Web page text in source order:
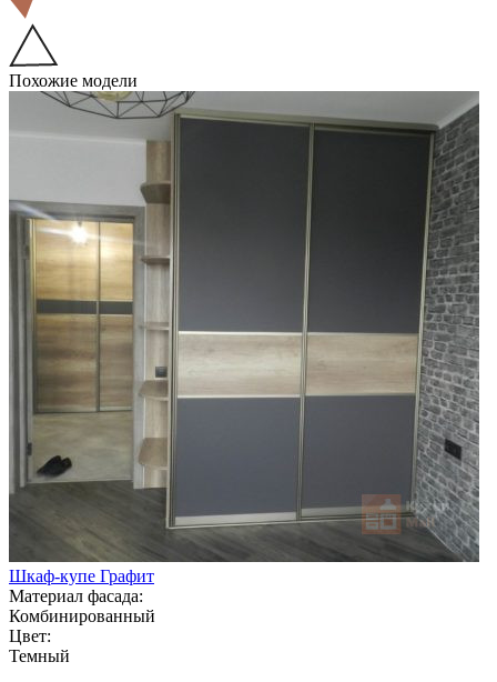
Похожие модели
Шкаф-купе Графит
Материал фасада:
Комбинированный
Цвет:
Темный